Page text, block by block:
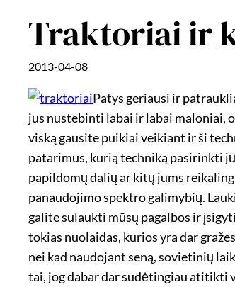
Traktoriai ir
2013-04-08
Patys geriausi ir
jus nustebinti labai ir labai maloniai,
viską gausite puikiai veikiant ir ši
patarimus, kurią techniką pasirinkti
papildomų dalių ar kitų jums
panaudojimo spektro galimybių.
galite sulaukti mūsų pagalbos ir
tokias nuolaidas, kurios yra dar
nei kad naudojant seną, sovietinių
tai, jog dabar dar sudėtingiau atitikti